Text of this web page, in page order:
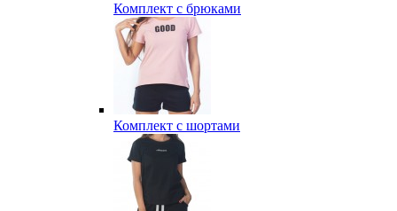
Комплект с брюками
Комплект с шортами